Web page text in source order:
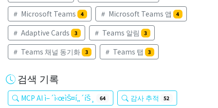
Microsoft Teams 4 Microsoft Teams 앱 4
Adaptive Cards 3 Teams 알림 3
Teams 채널 동기화 3 Teams 탭 3
검색 기록
MCP AI ì–´ì‹œìŠ¤í„´íŠ¸ 64 감사 추적 52